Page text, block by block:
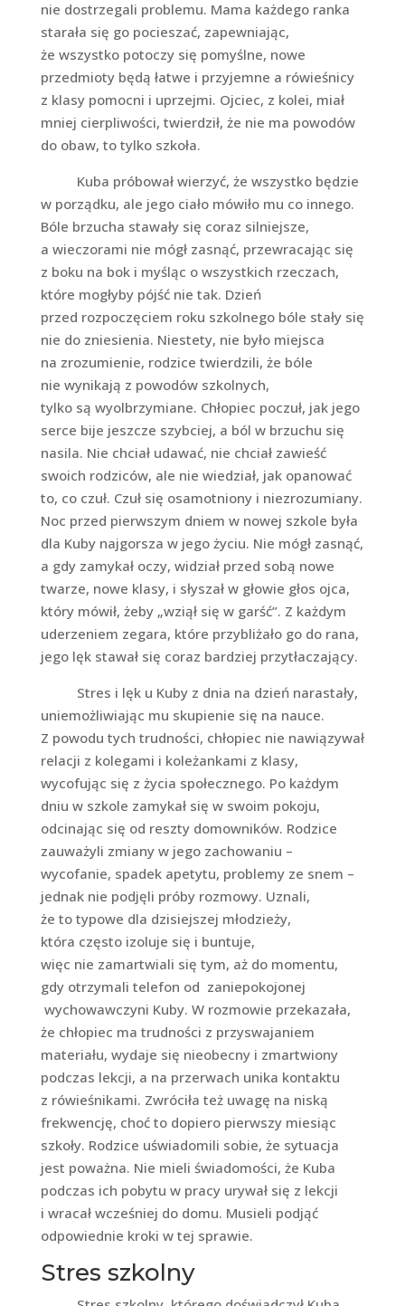
nie dostrzegali problemu. Mama każdego ranka
starała się go pocieszać, zapewniając,
że wszystko potoczy się pomyślne, nowe
przedmioty będą łatwe i przyjemne a rówieśnicy
z klasy pomocni i uprzejmi. Ojciec, z kolei, miał
mniej cierpliwości, twierdził, że nie ma powodów
do obaw, to tylko szkoła.
Kuba próbował wierzyć, że wszystko będzie
w porządku, ale jego ciało mówiło mu co innego.
Bóle brzucha stawały się coraz silniejsze,
a wieczorami nie mógł zasnąć, przewracając się
z boku na bok i myśląc o wszystkich rzeczach,
które mogłyby pójść nie tak. Dzień
przed rozpoczęciem roku szkolnego bóle stały się
nie do zniesienia. Niestety, nie było miejsca
na zrozumienie, rodzice twierdzili, że bóle
nie wynikają z powodów szkolnych,
tylko są wyolbrzymiane. Chłopiec poczuł, jak jego
serce bije jeszcze szybciej, a ból w brzuchu się
nasila. Nie chciał udawać, nie chciał zawieść
swoich rodziców, ale nie wiedział, jak opanować
to, co czuł. Czuł się osamotniony i niezrozumiany.
Noc przed pierwszym dniem w nowej szkole była
dla Kuby najgorsza w jego życiu. Nie mógł zasnąć,
a gdy zamykał oczy, widział przed sobą nowe
twarze, nowe klasy, i słyszał w głowie głos ojca,
który mówił, żeby „wziął się w garść”. Z każdym
uderzeniem zegara, które przybliżało go do rana,
jego lęk stawał się coraz bardziej przytłaczający.
Stres i lęk u Kuby z dnia na dzień narastały,
uniemożliwiając mu skupienie się na nauce.
Z powodu tych trudności, chłopiec nie nawiązywał
relacji z kolegami i koleżankami z klasy,
wycofując się z życia społecznego. Po każdym
dniu w szkole zamykał się w swoim pokoju,
odcinając się od reszty domowników. Rodzice
zauważyli zmiany w jego zachowaniu –
wycofanie, spadek apetytu, problemy ze snem –
jednak nie podjęli próby rozmowy. Uznali,
że to typowe dla dzisiejszej młodzieży,
która często izoluje się i buntuje,
więc nie zamartwiali się tym, aż do momentu,
gdy otrzymali telefon od zaniepokojonej
wychowawczyni Kuby. W rozmowie przekazała,
że chłopiec ma trudności z przyswajaniem
materiału, wydaje się nieobecny i zmartwiony
podczas lekcji, a na przerwach unika kontaktu
z rówieśnikami. Zwróciła też uwagę na niską
frekwencję, choć to dopiero pierwszy miesiąc
szkoły. Rodzice uświadomili sobie, że sytuacja
jest poważna. Nie mieli świadomości, że Kuba
podczas ich pobytu w pracy urywał się z lekcji
i wracał wcześniej do domu. Musieli podjąć
odpowiednie kroki w tej sprawie.
Stres szkolny